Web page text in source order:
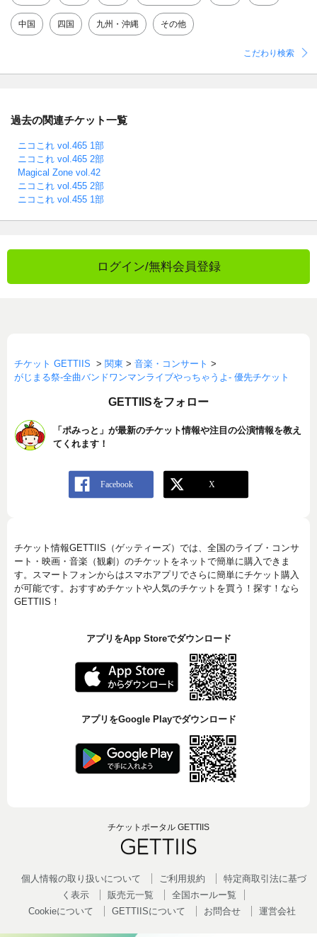
中国 四国 九州・沖縄 その他
こだわり検索
過去の関連チケット一覧
ニコこれ vol.465 1部
ニコこれ vol.465 2部
Magical Zone vol.42
ニコこれ vol.455 2部
ニコこれ vol.455 1部
ログイン/無料会員登録
チケット GETTIIS > 関東 > 音楽・コンサート >
がじまる祭-全曲バンドワンマンライブやっちゃうよ- 優先チケット
GETTIISをフォロー
「ポみっと」が最新のチケット情報や注目の公演情報を教え
てくれます！
チケット情報GETTIIS（ゲッティーズ）では、全国のライブ・コンサ
ート・映画・音楽（観劇）のチケットをネットで簡単に購入できま
す。スマートフォンからはスマホアプリでさらに簡単にチケット購入
が可能です。おすすめチケットや人気のチケットを買う！探す！なら
GETTIIS！
アプリをApp Storeでダウンロード
アプリをGoogle Playでダウンロード
チケットポータル GETTIIS
個人情報の取り扱いについて ご利用規約
特定商取引法に基づ
く表示
販売元一覧
全国ホールー覧
Cookieについて
GETTIISについて お問合せ 運営会社